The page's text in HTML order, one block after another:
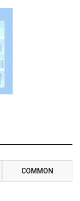
COMMON